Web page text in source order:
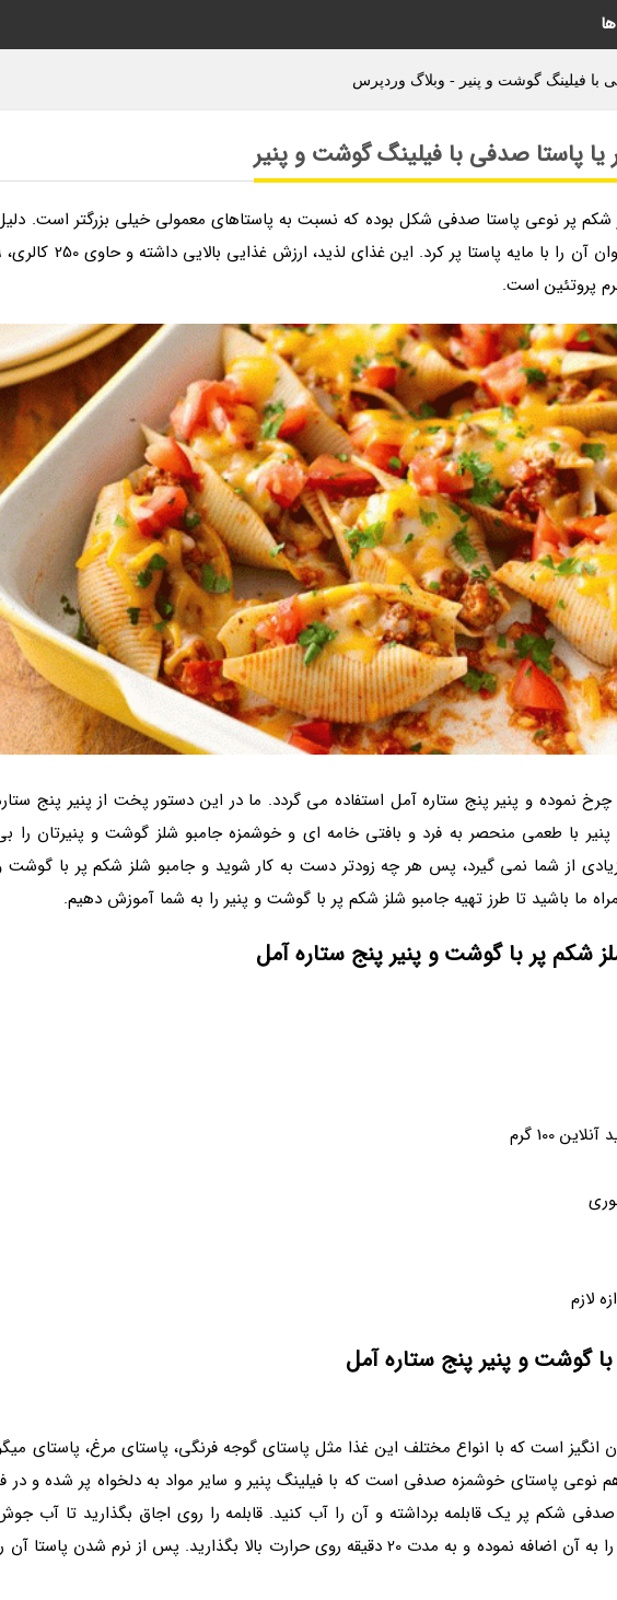
با فیلینگ گوشت و پنیر - وبلاگ وردپرس
یا پاستا صدفی با فیلینگ گوشت و پنیر
شکم پر نوعی پاستا صدفی شکل بوده که نسبت به پاستاهای معمولی خیلی بزرگتر است.
بزرگی این نوع پاستا
نموده و پنیر پنج ستاره آمل استفاده می گردد. ما در این دستور پخت از پنیر پنج
با طعمی منحصر به فرد و بافتی خامه ای و خوشمزه جامبو شلز گوشت و پنیرتان را
از شما نمی گیرد، پس هر چه زودتر دست به کار شوید و جامبو شلز شکم پر با گوشت
ما باشید تا طرز تهیه جامبو شلز شکم پر با گوشت و پنیر را به شما آموزش دهیم.
شکم پر با گوشت و پنیر پنج ستاره آمل
100 گرم
لازم
گوشت و پنیر پنج ستاره آمل
انگیز است که با انواع مختلف این غذا مثل پاستای گوجه فرنگی، پاستای مرغ، پاستای
پاستای خوشمزه صدفی است که با فیلینگ پنیر و سایر مواد به دلخواه پر شده و در
شکم پر یک قابلمه برداشته و آن را آب کنید. قابلمه را روی اجاق بگذارید تا آب
بیاید. زمانی که آب جوش آمد پاستا را به آن اضافه نموده و به مدت 20 دقیقه روی حرارت بالا بگذارید. پس از نرم شدن پاستا